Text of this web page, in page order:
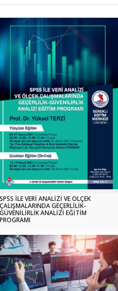
SPSS İLE VERİ ANALİZİ VE ÖLÇEK
ÇALIŞMALARINDA GEÇERLİLİK-
GÜVENİLİRLİK ANALİZİ EĞİTİM
PROGRAMI